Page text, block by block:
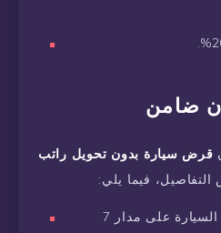
ضامن
قرض سيارة بدون تحويل راتب
فيما يلي:
يوفر البنك إمكانية تقسيط السيارة على مدار 7